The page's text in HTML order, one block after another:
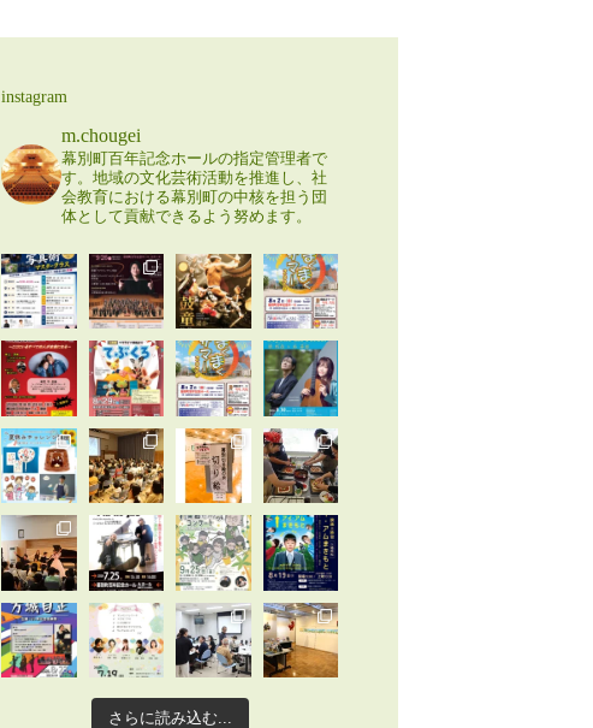
instagram
m.chougei
幕別町百年記念ホールの指定管理者で
す。地域の文化芸術活動を推進し、社
会教育における幕別町の中核を担う団
体として貢献できるよう努めます。
さらに読み込む...